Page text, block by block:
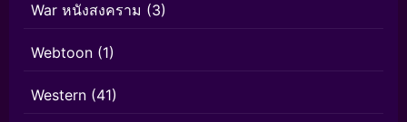
War หนังสงคราม (3)
Webtoon (1)
Western (41)